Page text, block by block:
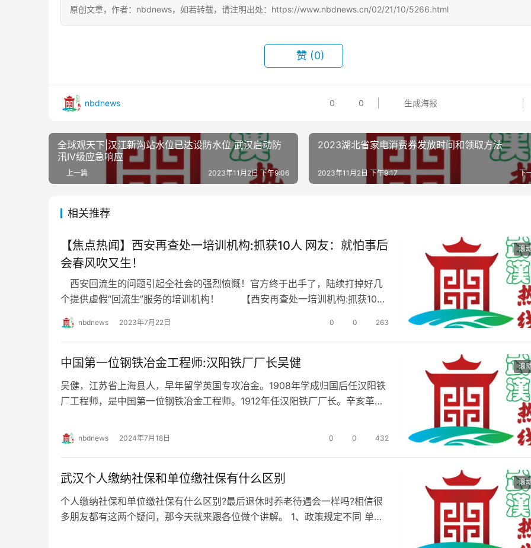
原创文章，作者：nbdnews，如若转载，请注明出处：https://www.nbdnews.cn/02/21/10/5266.html
赞 (0)
nbdnews 0 0 生成海报
全球观天下|汉江新沟站水位已达设防水位 武汉启动防
汛IV级应急响应
上一篇 2023年11月2日 下午9:06
2023湖北省家电消费券发放时间和领取方法
下
2023年11月2日 下午9:17
相关推荐
滚
【焦点热闻】西安再查处一培训机构:抓获10人 网友：就怕事后
会春风吹又生！
西安回流生的问题引起全社会的强烈愤慨！官方终于出手了，陆续打掉好几
个提供虚假“回流生”服务的培训机构！ 【西安再查处一培训机构:抓获10
人】西安回流生的问题引起全社会的强烈愤…
nbdnews 2023年7月22日 0 0 263
滚
中国第一位钢铁冶金工程师:汉阳铁厂厂长吴健
吴健，江苏省上海县人，早年留学英国专攻冶金。1908年学成归国后任汉阳铁
厂工程师，是中国第一位钢铁冶金工程师。1912年任汉阳铁厂厂长。辛亥革命
nbdnews 2024年7月18日 0 0 432
滚
武汉个人缴纳社保和单位缴社保有什么区别
个人缴纳社保和单位缴社保有什么区别?最后退休时养老待遇会一样吗?相信很
多朋友都有这两个疑问，那今天就来跟各位做个讲解。 1、政策规定不同 单位